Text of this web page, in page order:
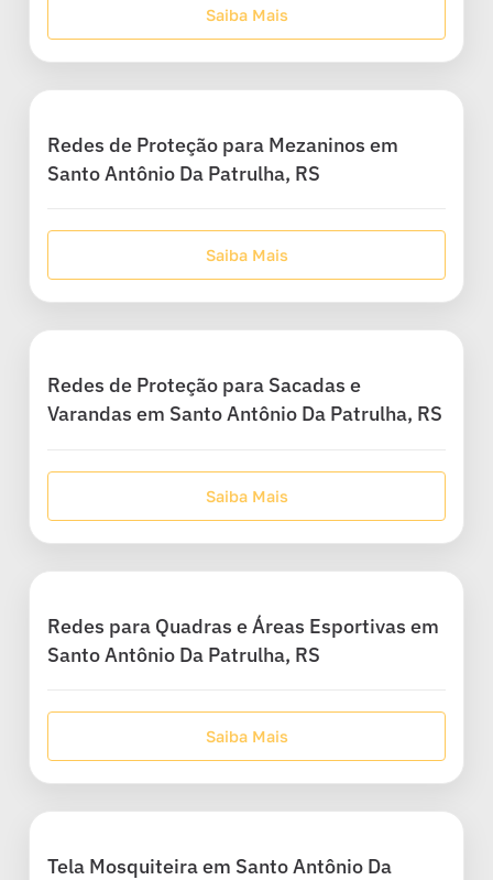
Saiba Mais
Redes de Proteção para Mezaninos em
Santo Antônio Da Patrulha, RS
Saiba Mais
Redes de Proteção para Sacadas e
Varandas em Santo Antônio Da Patrulha, RS
Saiba Mais
Redes para Quadras e Áreas Esportivas em
Santo Antônio Da Patrulha, RS
Saiba Mais
Tela Mosquiteira em Santo Antônio Da